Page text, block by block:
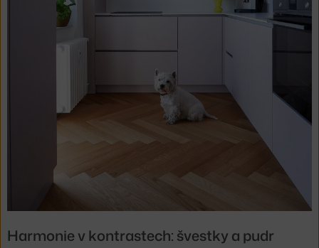
Harmonie v kontrastech: švestky a pudr